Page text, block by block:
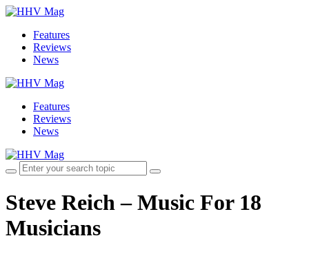
Features
Reviews
News
Features
Reviews
News
Steve Reich – Music For 18
Musicians